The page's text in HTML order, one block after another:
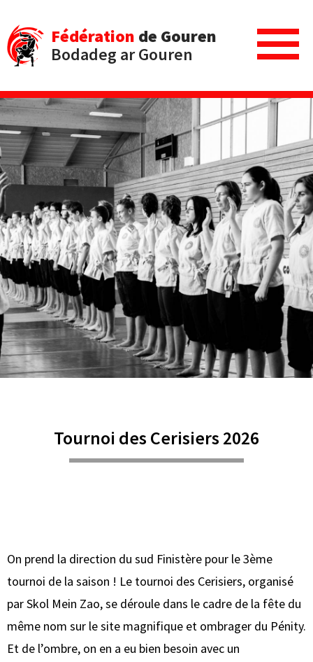
Fédération de Gouren
Bodadeg ar Gouren
Tournoi des Cerisiers 2026
On prend la direction du sud Finistère pour le 3ème
tournoi de la saison ! Le tournoi des Cerisiers, organisé
par Skol Mein Zao, se déroule dans le cadre de la fête du
même nom sur le site magnifique et ombrager du Pénity.
Et de l’ombre, on en a eu bien besoin avec un